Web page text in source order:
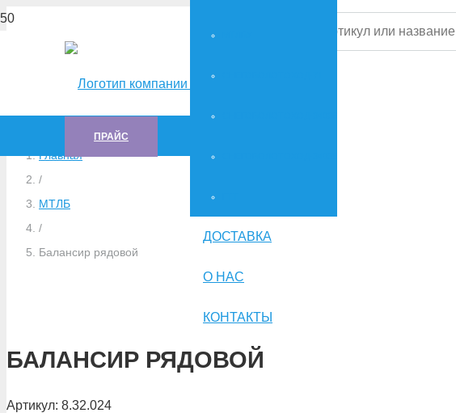
ПРАЙС
ДОСТАВКА
О НАС
КОНТАКТЫ
Главная
/
МТЛБ
/
Балансир рядовой
БАЛАНСИР РЯДОВОЙ
Артикул: 8.32.024